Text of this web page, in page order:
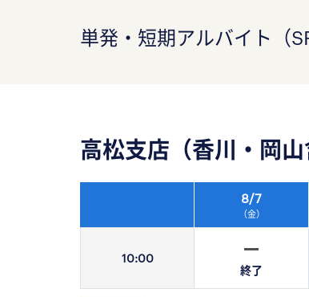
単発・短期アルバイト（
高松支店（香川・岡山
10:00
8/7
（金）
終了